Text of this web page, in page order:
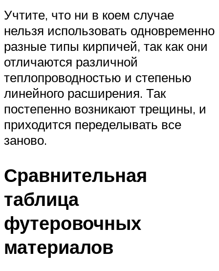
Учтите, что ни в коем случае
нельзя использовать одновременно
разные типы кирпичей, так как они
отличаются различной
теплопроводностью и степенью
линейного расширения. Так
постепенно возникают трещины, и
приходится переделывать все
заново.
Сравнительная
таблица
футеровочных
материалов